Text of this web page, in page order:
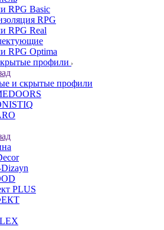
RPG Basic
RPG
RPG Real
RPG Optima
профили
и скрытые профили
PLUS